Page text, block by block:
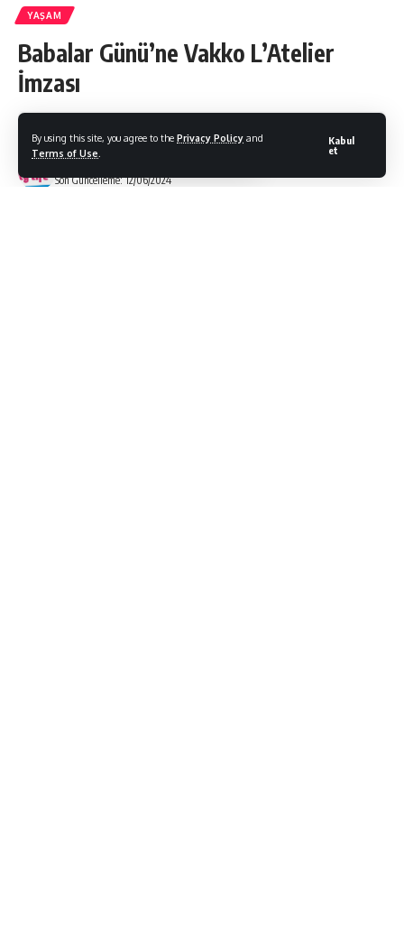
By using this site, you agree to the Privacy Policy and
Terms of Use
Kabul
et
YAŞAM
Babalar Günü’ne Vakko L’Atelier
İmzası
Son Güncelleme: 12/06/2024
Bodrum Citylife